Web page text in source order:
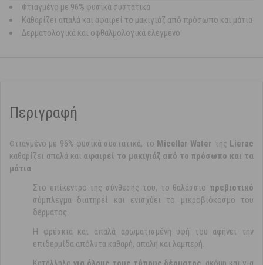
Φτιαγμένο με 96% φυσικά συστατικά
Καθαρίζει απαλά και αφαιρεί το μακιγιάζ από πρόσωπο και μάτια
Δερματολογικά και οφθαλμολογικά ελεγμένο
Περιγραφή
Φτιαγμένο με 96% φυσικά συστατικά, το Micellar Water της Lierac
καθαρίζει απαλά και αφαιρεί το μακιγιάζ από το πρόσωπο και τα
μάτια.
Στο επίκεντρο της σύνθεσής του, το θαλάσσιο πρεβιοτικό
σύμπλεγμα διατηρεί και ενισχύει το μικροβιόκοσμο του
δέρματος.
Η φρέσκια και απαλά αρωματισμένη υφή του αφήνει την
επιδερμίδα απόλυτα καθαρή, απαλή και λαμπερή.